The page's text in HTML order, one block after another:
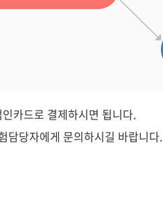
카드로 결제하시면 됩니다.
담당자에게 문의하시길 바랍니다.